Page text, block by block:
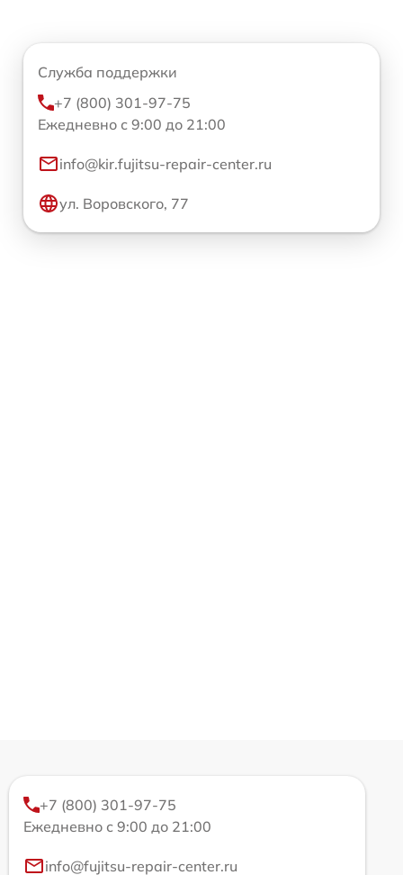
Служба поддержки
+7 (800) 301-97-75
Ежедневно с 9:00 до 21:00
info@kir.fujitsu-repair-center.ru
ул. Воровского, 77
+7 (800) 301-97-75
Ежедневно с 9:00 до 21:00
info@fujitsu-repair-center.ru